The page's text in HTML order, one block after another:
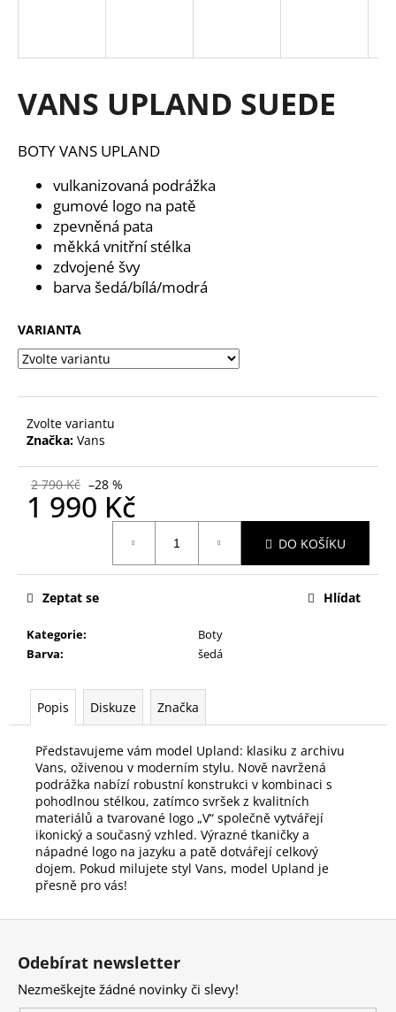
VANS UPLAND SUEDE
BOTY VANS UPLAND
vulkanizovaná podrážka
gumové logo na patě
zpevněná pata
měkká vnitřní stélka
zdvojené švy
barva šedá/bílá/modrá
VARIANTA
Zvolte variantu
Značka: Vans
2 790 Kč –28 %
1 990 Kč
DO KOŠÍKU
Kategorie:
Boty
Barva: šedá
Zeptat se Hlídat
Popis Diskuze Značka
Představujeme vám model Upland: klasiku z archivu
Vans, oživenou v moderním stylu. Nově navržená
podrážka nabízí robustní konstrukci v kombinaci s
pohodlnou stélkou, zatímco svršek z kvalitních
materiálů a tvarované logo „V“ společně vytvářejí
ikonický a současný vzhled. Výrazné tkaničky a
nápadné logo na jazyku a patě dotvářejí celkový
dojem. Pokud milujete styl Vans, model Upland je
přesně pro vás!
í
t
?
HLEDAT
p
o
r
č
u
m
Odebírat newsletter
Nezmeškejte žádné novinky či slevy!